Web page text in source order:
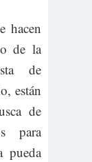
hacen
de la
de
están
de
para
pueda